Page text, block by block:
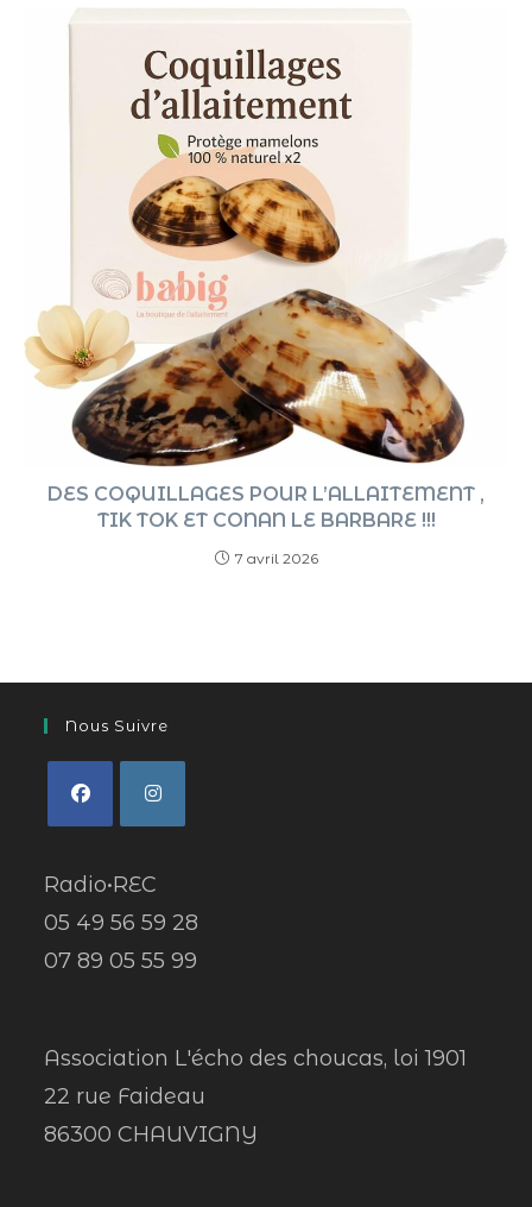
DES COQUILLAGES POUR L’ALLAITEMENT ,
TIK TOK ET CONAN LE BARBARE !!!
7 avril 2026
Nous Suivre
Radio•REC
05 49 56 59 28
07 89 05 55 99
Association L'écho des choucas, loi 1901
22 rue Faideau
86300 CHAUVIGNY